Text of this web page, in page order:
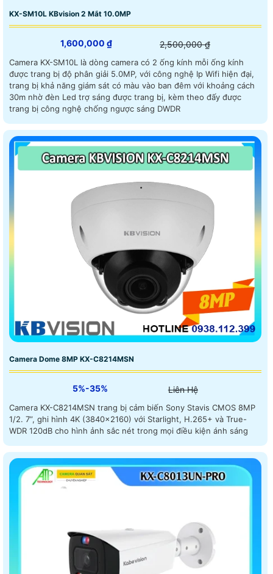
KX-SM10L KBvision 2 Mắt 10.0MP
1,600,000 ₫ 2,500,000 ₫
Camera KX-SM10L là dòng camera có 2 ống kính mỗi ống kính
được trang bị độ phân giải 5.0MP, với công nghệ Ip Wifi hiện đại,
trang bị khả năng giám sát có màu vào ban đêm với khoảng cách
30m nhờ đèn Led trợ sáng được trang bị, kèm theo đấy được
trang bị công nghệ chống ngược sáng DWDR
Camera Dome 8MP KX-C8214MSN
5%-35% Liên Hệ
Camera KX-C8214MSN trang bị cảm biến Sony Stavis CMOS 8MP
1/2. 7”, ghi hình 4K (3840×2160) với Starlight, H.265+ và True-
WDR 120dB cho hình ảnh sắc nét trong mọi điều kiện ánh sáng